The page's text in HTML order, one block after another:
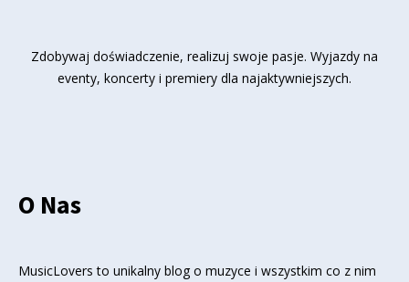
Zdobywaj doświadczenie, realizuj swoje pasje. Wyjazdy na
eventy, koncerty i premiery dla najaktywniejszych.
O Nas
MusicLovers to unikalny blog o muzyce i wszystkim co z nim